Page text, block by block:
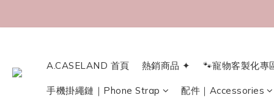
A.CASELAND 首頁 熱銷商品 ✦ 🐾寵物客製化專
手機掛繩鏈｜Phone Strap 配件｜Accessories